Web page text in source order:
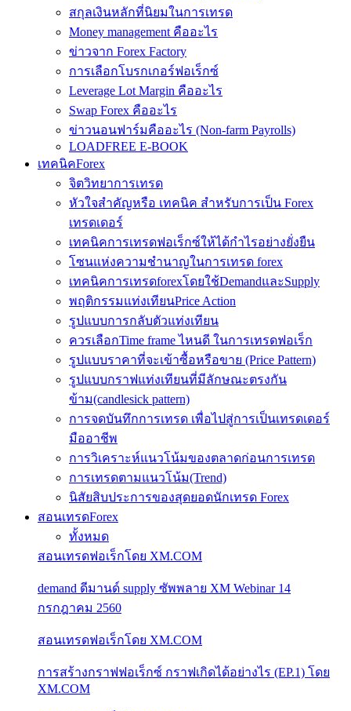
สกุลเงินหลักที่นิยมในการเทรด
Money management คืออะไร
ข่าวจาก Forex Factory
การเลือกโบรกเกอร์ฟอเร็กซ์
Leverage Lot Margin คืออะไร
Swap Forex คืออะไร
ข่าวนอนฟาร์มคืออะไร (Non-farm Payrolls)
LOADFREE E-BOOK
เทคนิคForex
จิตวิทยาการเทรด
หัวใจสำคัญหรือ เทคนิค สำหรับการเป็น Forex
เทรดเดอร์
เทคนิคการเทรดฟอเร็กซ์ให้ได้กำไรอย่างยั่งยืน
โซนแห่งความชำนาญในการเทรด forex
เทคนิคการเทรดforexโดยใช้DemandและSupply
พฤติกรรมแท่งเทียนPrice Action
รูปแบบการกลับตัวแท่งเทียน
ควรเลือกTime frame ไหนดี ในการเทรดฟอเร็ก
รูปแบบราคาที่จะเข้าซื้อหรือขาย (Price Pattern)
รูปแบบกราฟแท่งเทียนที่มีลักษณะตรงกัน
ข้าม(candlesick pattern)
การจดบันทึกการเทรด เพื่อไปสู่การเป็นเทรดเดอร์
มืออาชีพ
การวิเคราะห์แนวโน้มของตลาดก่อนการเทรด
การเทรดตามแนวโน้ม(Trend)
นิสัยสิบประการของสุดยอดนักเทรด Forex
สอนเทรดForex
ทั้งหมด
สอนเทรดฟอเร็กโดย XM.COM
demand ดีมานด์ supply ซัพพลาย XM Webinar 14
กรกฎาคม 2560
สอนเทรดฟอเร็กโดย XM.COM
การสร้างกราฟฟอเร็กซ์ กราฟเกิดได้อย่างไร (EP.1) โดย
XM.COM